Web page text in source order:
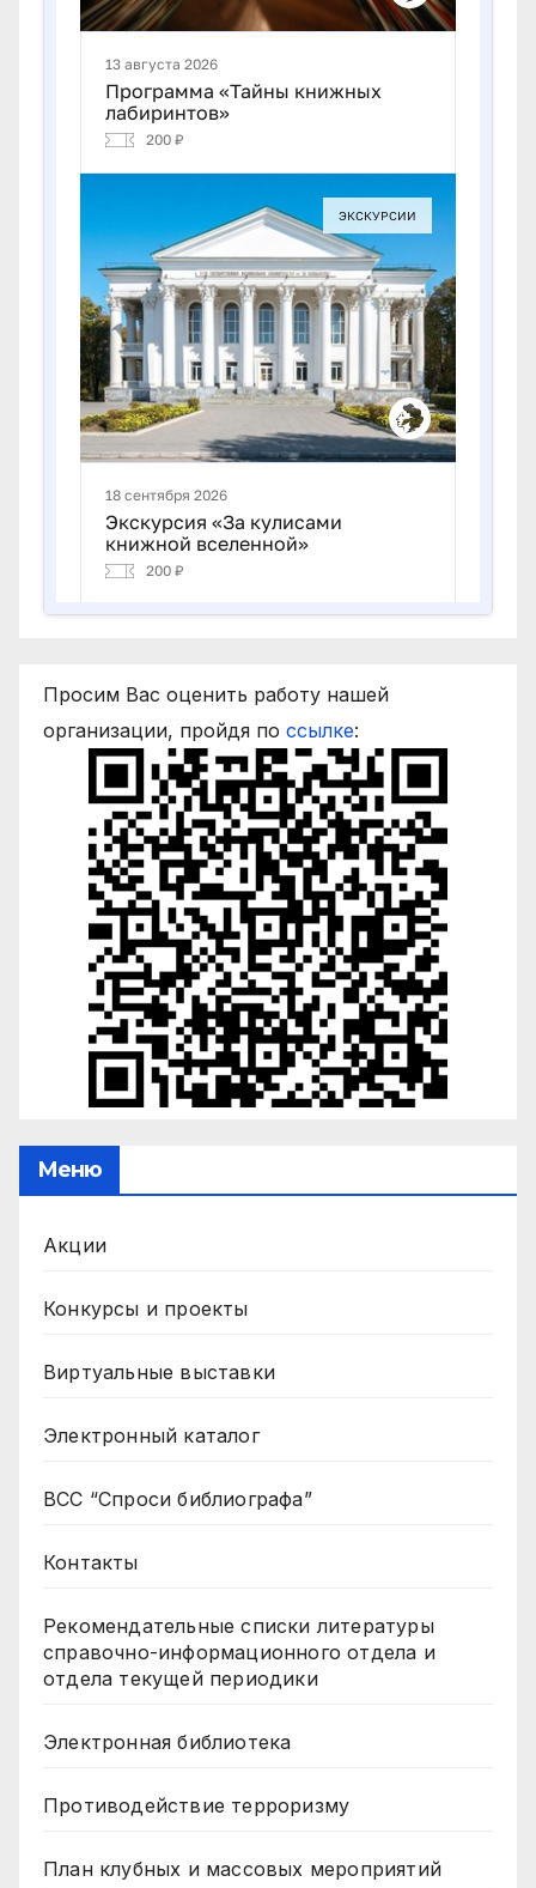
Просим Вас оценить работу нашей
организации, пройдя по ссылке:
Меню
Акции
Конкурсы и проекты
Виртуальные выставки
Электронный каталог
ВСС “Спроси библиографа”
Контакты
Рекомендательные списки литературы
справочно-информационного отдела и
отдела текущей периодики
Электронная библиотека
Противодействие терроризму
План клубных и массовых мероприятий